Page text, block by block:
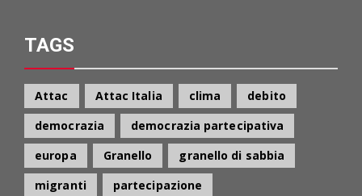
TAGS
Attac Attac Italia clima
debito
democrazia
democrazia partecipativa
europa
Granello
granello di sabbia
migranti
partecipazione